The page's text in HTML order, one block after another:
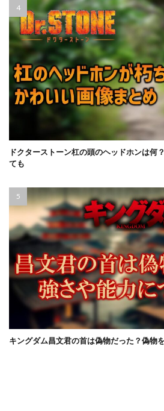
ドクターストーン杠の頭のヘッドホンは何
ても
キングダム昌文君の首は偽物だった？偽物